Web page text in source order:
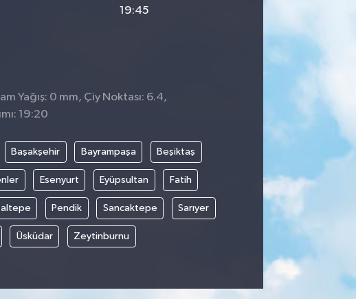
19:45
Yağış: 0 mm, Çiy Noktası: 6.4,
19:20
Başakşehir Bayrampaşa Beşiktaş
Esenyurt Eyüpsultan Fatih
Pendik Sancaktepe Sarıyer
Üsküdar Zeytinburnu